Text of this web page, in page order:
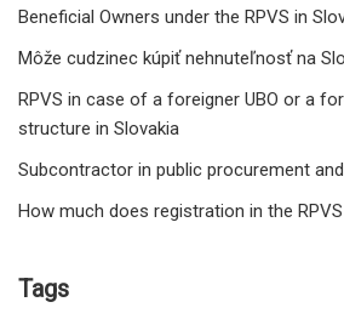
Beneficial Owners under the RPVS in
Môže cudzinec kúpiť nehnuteľnosť na
RPVS in case of a foreigner UBO or a
structure in Slovakia
Subcontractor in public procurement
How much does registration in the
Tags